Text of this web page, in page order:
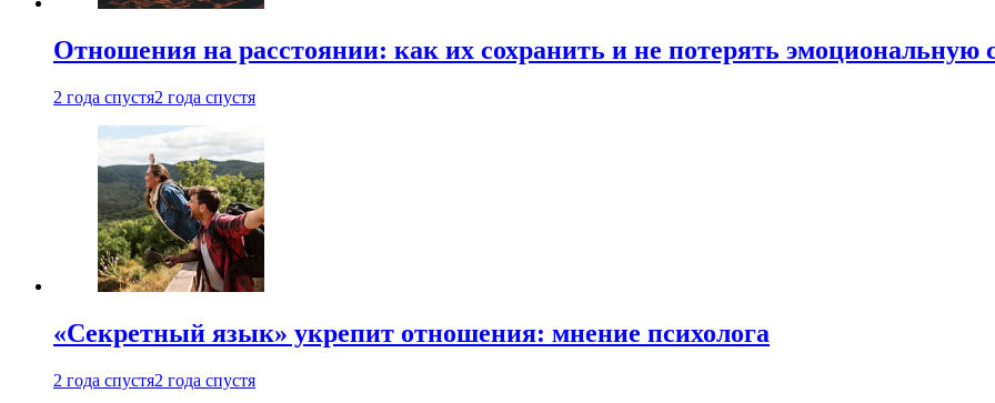
Отношения на расстоянии: как их сохранить и не потерять
2 года спустя2 года спустя
«Секретный язык» укрепит отношения: мнение психолога
2 года спустя2 года спустя